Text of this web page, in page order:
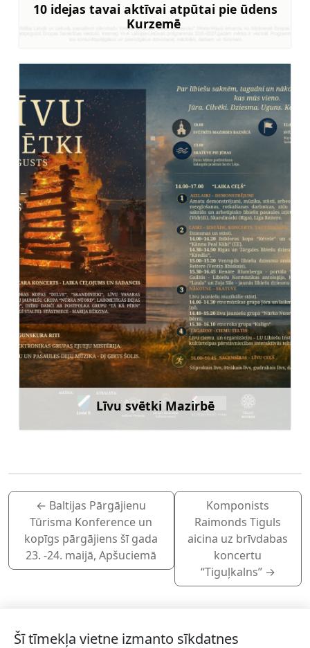
10 idejas tavai aktīvai atpūtai pie ūdens
Kurzemē
Līvu svētki Mazirbē
Uzzināt vairāk
← Baltijas Pārgājienu
Tūrisma Konference un
kopīgs pārgājiens šī gada
23. -24. maijā, Apšuciemā
Komponists
Raimonds Tiguls
aicina uz brīvdabas
koncertu
“Tiguļkalns” →
Šī tīmekļa vietne izmanto sīkdatnes